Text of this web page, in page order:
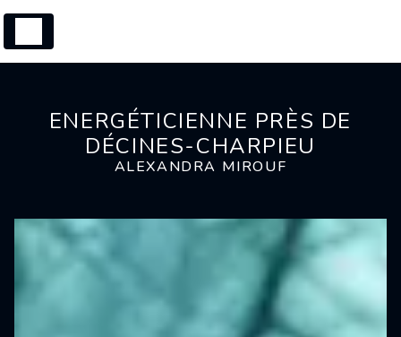
ENERGÉTICIENNE PRÈS DE
DÉCINES-CHARPIEU
ALEXANDRA MIROUF
Panneau de gestion des cookies